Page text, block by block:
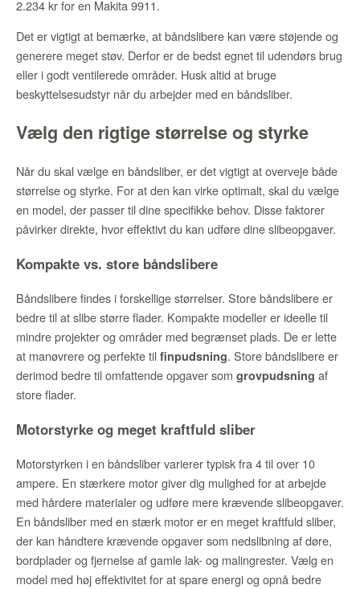
2.234 kr for en Makita 9911.
Det er vigtigt at bemærke, at båndslibere kan være støjende og
generere meget støv. Derfor er de bedst egnet til udendørs brug
eller i godt ventilerede områder. Husk altid at bruge
beskyttelsesudstyr når du arbejder med en båndsliber.
Vælg den rigtige størrelse og styrke
Når du skal vælge en båndsliber, er det vigtigt at overveje både
størrelse og styrke. For at den kan virke optimalt, skal du vælge
en model, der passer til dine specifikke behov. Disse faktorer
påvirker direkte, hvor effektivt du kan udføre dine slibeopgaver.
Kompakte vs. store båndslibere
Båndslibere findes i forskellige størrelser. Store båndslibere er
bedre til at slibe større flader. Kompakte modeller er ideelle til
mindre projekter og områder med begrænset plads. De er lette
at manøvrere og perfekte til finpudsning. Store båndslibere er
derimod bedre til omfattende opgaver som grovpudsning af
store flader.
Motorstyrke og meget kraftfuld sliber
Motorstyrken i en båndsliber varierer typisk fra 4 til over 10
ampere. En stærkere motor giver dig mulighed for at arbejde
med hårdere materialer og udføre mere krævende slibeopgaver.
En båndsliber med en stærk motor er en meget kraftfuld sliber,
der kan håndtere krævende opgaver som nedslibning af døre,
bordplader og fjernelse af gamle lak- og malingrester. Vælg en
model med høj effektivitet for at spare energi og opnå bedre